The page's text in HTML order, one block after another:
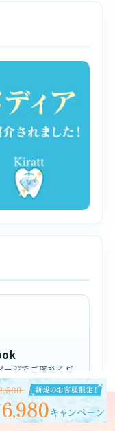
予約する
ジでご確認くだ